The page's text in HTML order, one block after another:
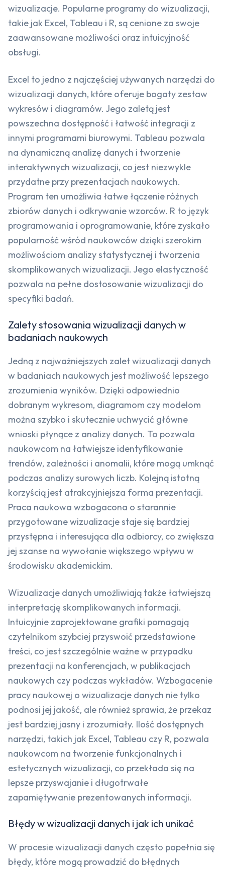
wizualizacje. Popularne programy do wizualizacji,
takie jak Excel, Tableau i R, są cenione za swoje
zaawansowane możliwości oraz intuicyjność
obsługi.
Excel to jedno z najczęściej używanych narzędzi do
wizualizacji danych, które oferuje bogaty zestaw
wykresów i diagramów. Jego zaletą jest
powszechna dostępność i łatwość integracji z
innymi programami biurowymi. Tableau pozwala
na dynamiczną analizę danych i tworzenie
interaktywnych wizualizacji, co jest niezwykle
przydatne przy prezentacjach naukowych.
Program ten umożliwia łatwe łączenie różnych
zbiorów danych i odkrywanie wzorców. R to język
programowania i oprogramowanie, które zyskało
popularność wśród naukowców dzięki szerokim
możliwościom analizy statystycznej i tworzenia
skomplikowanych wizualizacji. Jego elastyczność
pozwala na pełne dostosowanie wizualizacji do
specyfiki badań.
Zalety stosowania wizualizacji danych w
badaniach naukowych
Jedną z najważniejszych zalet wizualizacji danych
w badaniach naukowych jest możliwość lepszego
zrozumienia wyników. Dzięki odpowiednio
dobranym wykresom, diagramom czy modelom
można szybko i skutecznie uchwycić główne
wnioski płynące z analizy danych. To pozwala
naukowcom na łatwiejsze identyfikowanie
trendów, zależności i anomalii, które mogą umknąć
podczas analizy surowych liczb. Kolejną istotną
korzyścią jest atrakcyjniejsza forma prezentacji.
Praca naukowa wzbogacona o starannie
przygotowane wizualizacje staje się bardziej
przystępna i interesująca dla odbiorcy, co zwiększa
jej szanse na wywołanie większego wpływu w
środowisku akademickim.
Wizualizacje danych umożliwiają także łatwiejszą
interpretację skomplikowanych informacji.
Intuicyjnie zaprojektowane grafiki pomagają
czytelnikom szybciej przyswoić przedstawione
treści, co jest szczególnie ważne w przypadku
prezentacji na konferencjach, w publikacjach
naukowych czy podczas wykładów. Wzbogacenie
pracy naukowej o wizualizacje danych nie tylko
podnosi jej jakość, ale również sprawia, że przekaz
jest bardziej jasny i zrozumiały. Ilość dostępnych
narzędzi, takich jak Excel, Tableau czy R, pozwala
naukowcom na tworzenie funkcjonalnych i
estetycznych wizualizacji, co przekłada się na
lepsze przyswajanie i długotrwałe
zapamiętywanie prezentowanych informacji.
Błędy w wizualizacji danych i jak ich unikać
W procesie wizualizacji danych często popełnia się
błędy, które mogą prowadzić do błędnych